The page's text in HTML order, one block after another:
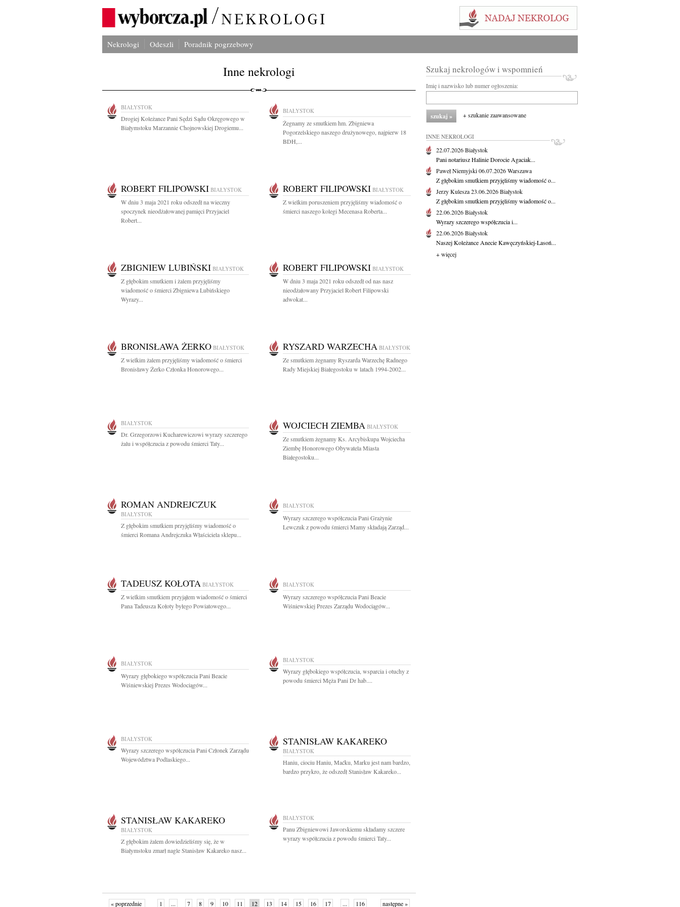
Nekrologi Odeszli Poradnik pogrzebowy
Inne nekrologi
BIAŁYSTOK
Drogiej Koleżance Pani Sędzi Sądu Okręgowego w
Białymstoku Marzannie Chojnowskiej Drogiemu...
BIAŁYSTOK
Żegnamy ze smutkiem hm. Zbigniewa
Pogorzelskiego naszego drużynowego, najpierw 18
BDH,...
ROBERT FILIPOWSKI BIAŁYSTOK
W dniu 3 maja 2021 roku odszedł na wieczny
spoczynek nieodżałowanej pamięci Przyjaciel
Robert...
ROBERT FILIPOWSKI BIAŁYSTOK
Z wielkim poruszeniem przyjęliśmy wiadomość o
śmierci naszego kolegi Mecenasa Roberta...
ZBIGNIEW LUBIŃSKI BIAŁYSTOK
Z głębokim smutkiem i żalem przyjęliśmy
wiadomość o śmierci Zbigniewa Lubińskiego
Wyrazy...
ROBERT FILIPOWSKI BIAŁYSTOK
W dniu 3 maja 2021 roku odszedł od nas nasz
nieodżałowany Przyjaciel Robert Filipowski
adwokat...
BRONISŁAWA ŻERKO BIAŁYSTOK
Z wielkim żalem przyjęliśmy wiadomość o śmierci
Bronisławy Żerko Członka Honorowego...
RYSZARD WARZECHA BIAŁYSTOK
Ze smutkiem żegnamy Ryszarda Warzechę Radnego
Rady Miejskiej Białegostoku w latach 1994-2002...
BIAŁYSTOK
Dr. Grzegorzowi Kucharewiczowi wyrazy szczerego
żalu i współczucia z powodu śmierci Taty...
WOJCIECH ZIEMBA BIAŁYSTOK
Ze smutkiem żegnamy Ks. Arcybiskupa Wojciecha
Ziembę Honorowego Obywatela Miasta
Białegostoku...
ROMAN ANDREJCZUK
BIAŁYSTOK
Z głębokim smutkiem przyjęliśmy wiadomość o
śmierci Romana Andrejczuka Właściciela sklepu...
BIAŁYSTOK
Wyrazy szczerego współczucia Pani Grażynie
Lewczuk z powodu śmierci Mamy składają Zarząd...
TADEUSZ KOŁOTA BIAŁYSTOK
Z wielkim smutkiem przyjąłem wiadomość o śmierci
Pana Tadeusza Kołoty byłego Powiatowego...
BIAŁYSTOK
Wyrazy szczerego współczucia Pani Beacie
Wiśniewskiej Prezes Zarządu Wodociągów...
BIAŁYSTOK
Wyrazy głębokiego współczucia Pani Beacie
Wiśniewskiej Prezes Wodociągów...
BIAŁYSTOK
Wyrazy głębokiego współczucia, wsparcia i otuchy z
powodu śmierci Męża Pani Dr hab....
BIAŁYSTOK
Wyrazy szczerego współczucia Pani Członek Zarządu
Województwa Podlaskiego...
STANISŁAW KAKAREKO
BIAŁYSTOK
Haniu, ciociu Haniu, Maćku, Marku jest nam bardzo,
bardzo przykro, że odszedł Stanisław Kakareko...
STANISŁAW KAKAREKO
BIAŁYSTOK
Z głębokim żalem dowiedzieliśmy się, że w
Białymstoku zmarł nagle Stanisław Kakareko nasz...
BIAŁYSTOK
Panu Zbigniewowi Jaworskiemu składamy szczere
wyrazy współczucia z powodu śmierci Taty...
« poprzednie 1 ... 7 8 9 10 11 12 13 14 15 16 17 ... 116 następne »
Szukaj nekrologów i wspomnień
Imię i nazwisko lub numer ogłoszenia:
+ szukanie zaawansowane
INNE NEKROLOGI
22.07.2026Białystok
Pani notariusz Halinie Dorocie Agaciak...
Paweł Niemyjski06.07.2026Warszawa
Z głębokim smutkiem przyjęliśmy wiadomość o...
Jerzy Kulesza23.06.2026Białystok
Z głębokim smutkiem przyjęliśmy wiadomość o...
22.06.2026Białystok
Wyrazy szczerego współczucia i...
22.06.2026Białystok
Naszej Koleżance Anecie Kawęczyńskiej-Lasoń...
+ więcej